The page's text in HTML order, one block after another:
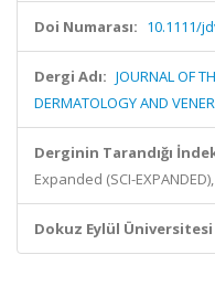
Doi Numarası: 10.1111/
Dergi Adı: JOURNAL OF
DERMATOLOGY AND
Derginin Tarandığı
Expanded (SCI-
Dokuz Eylül